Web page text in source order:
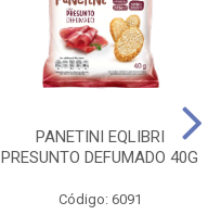
PANETINI EQLIBRI
PRESUNTO DEFUMADO 40G
Código: 6091